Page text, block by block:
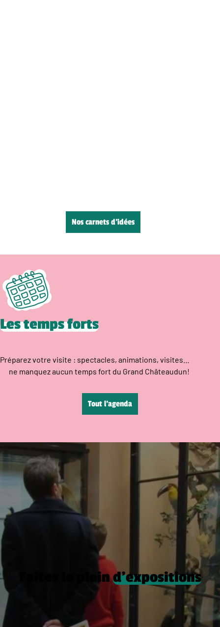
Nos carnets d’idées
Les temps forts
Préparez votre visite : spectacles, animations, visites…
ne manquez aucun temps fort du Grand Châteaudun!
Tout l’agenda
Faites le pleind’expositions